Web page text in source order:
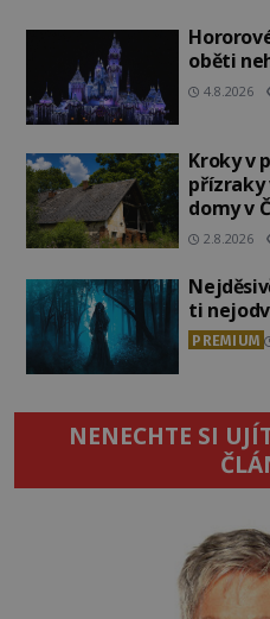
oběti
4.8.2026
Kroky v
přízraky
domy v
2.8.2026
Nejděsivější
ti
PREMIUM
NENECHTE SI